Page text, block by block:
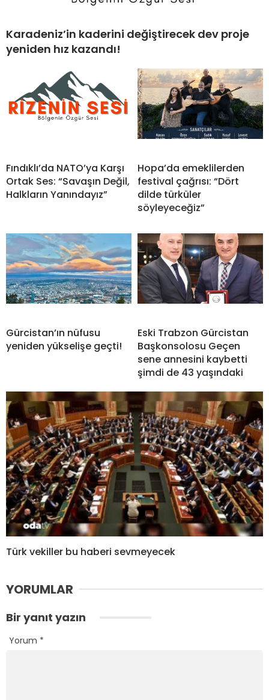
Karadeniz’in kaderini değiştirecek dev proje
yeniden hız kazandı!
Fındıklı’da NATO’ya Karşı
Ortak Ses: “Savaşın Değil,
Halkların Yanındayız”
Hopa’da emeklilerden
festival çağrısı: “Dört
dilde türküler
söyleyeceğiz”
Gürcistan’ın nüfusu
yeniden yükselişe geçti!
Eski Trabzon Gürcistan
Başkonsolosu Geçen
sene annesini kaybetti
şimdi de 43 yaşındaki
Türk vekiller bu haberi sevmeyecek
YORUMLAR
Bir yanıt yazın
Yorum *